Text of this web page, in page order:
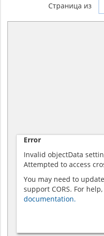
Страница из
Error
Invalid objectData
Attempted to access
You may need to
support CORS. For
documentation.